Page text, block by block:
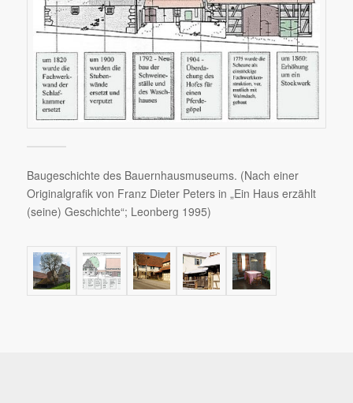
Baugeschichte des Bauernhausmuseums. (Nach einer
Originalgrafik von Franz Dieter Peters in „Ein Haus erzählt
(seine) Geschichte“; Leonberg 1995)